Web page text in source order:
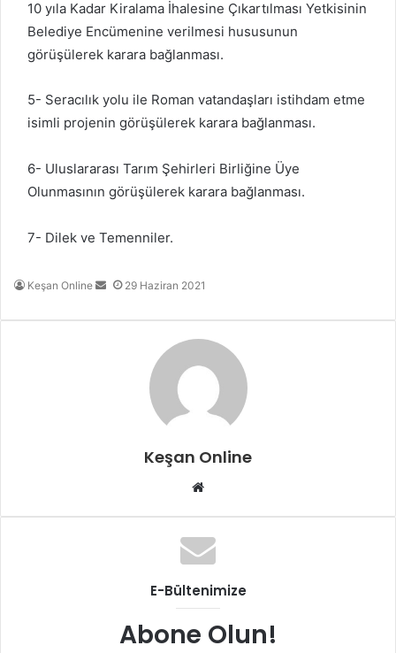
10 yıla Kadar Kiralama İhalesine Çıkartılması Yetkisinin
Belediye Encümenine verilmesi hususunun
görüşülerek karara bağlanması.
5- Seracılık yolu ile Roman vatandaşları istihdam etme
isimli projenin görüşülerek karara bağlanması.
6- Uluslararası Tarım Şehirleri Birliğine Üye
Olunmasının görüşülerek karara bağlanması.
7- Dilek ve Temenniler.
Keşan Online
Bir
posta
29 Haziran 2021
Keşan Online
Web
E-Bültenimize
Abone Olun!